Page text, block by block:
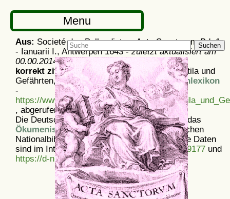
Menu
Suchen
Aus: Societé des Bollandistes: Acta Sanctorum Bd. 1
- Ianuarii I., Antwerpen 1643 -zuletzt aktualisiert am
00.00.2014
korrekt zitieren: ArtikelActa Sanctorum: Rutila und
Gefährten, aus demÖkumenischen Heiligenlexikon
-
https://www.heiligenlexikon.de/ASJanuar/
, abgerufen am 6. 8. 2026
Die Deutsche Nationalbibliothek verzeichnet das
Ökumenische Heiligenlexikonin der Deutschen
Nationalbibliografie; detaillierte bibliografische Daten
sind im Internet überhttps://d-nb.info/1175439177 und
https://d-nb.info/969828497abrufbar.